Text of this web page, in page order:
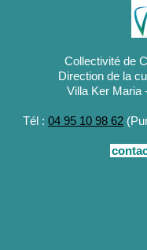
Collectivité de
Direction de la
Villa Ker Maria
Tél : 04 95 10 98 62